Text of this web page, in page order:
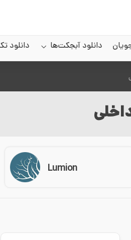
دانلود آبجکت‌ها دانلود
Lumion